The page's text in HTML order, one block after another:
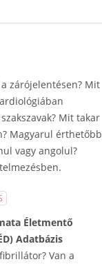
zárójelentésen? Mit
Mit takar
Magyarul érthetőbb
vagy angolul?
Életmentő
Adatbázis
Van a